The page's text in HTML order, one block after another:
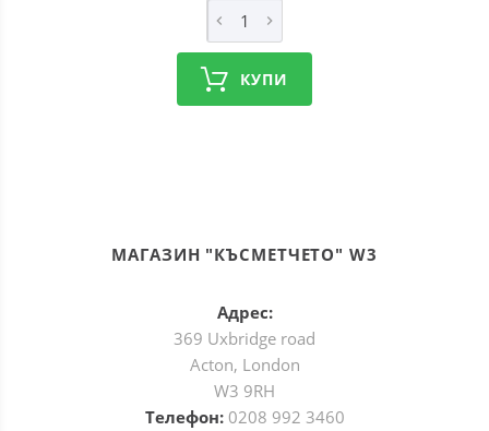
КУПИ
МАГАЗИН "КЪСМЕТЧЕТО" W3
Адрес:
369 Uxbridge road
Acton, London
W3 9RH
Телефон: 0208 992 3460